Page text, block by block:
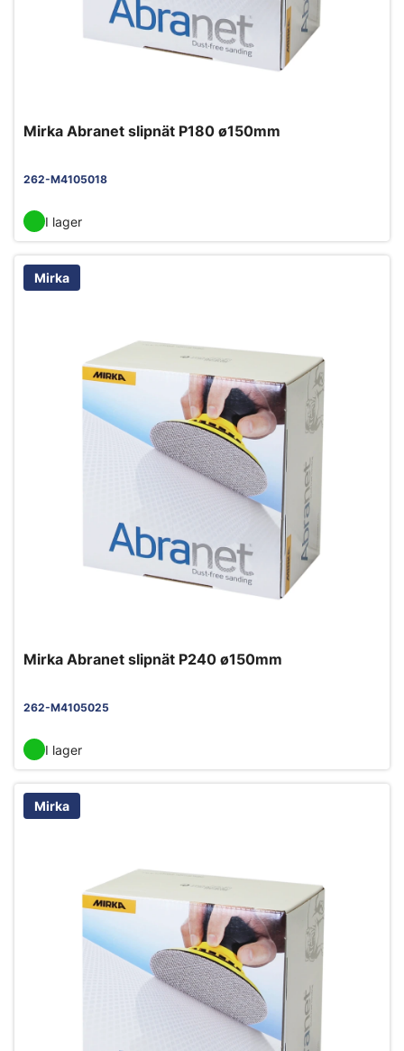
Mirka Abranet slipnät P180 ø150mm
262-M4105018
I lager
Mirka
Mirka Abranet slipnät P240 ø150mm
262-M4105025
I lager
Mirka